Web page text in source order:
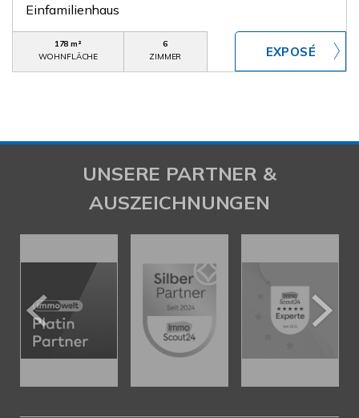
Einfamilienhaus
178 m²
WOHNFLÄCHE
6
ZIMMER
UNSERE PARTNER &
AUSZEICHNUNGEN